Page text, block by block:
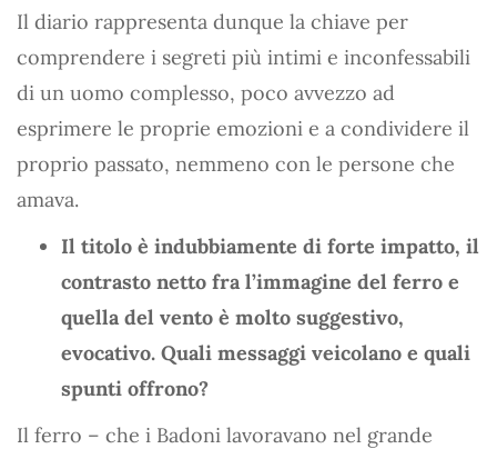
Il diario rappresenta dunque la chiave per
comprendere i segreti più intimi e inconfessabili
di un uomo complesso, poco avvezzo ad
esprimere le proprie emozioni e a condividere il
proprio passato, nemmeno con le persone che
amava.
Il titolo è indubbiamente di forte impatto, il
contrasto netto fra l’immagine del ferro e
quella del vento è molto suggestivo,
evocativo. Quali messaggi veicolano e quali
spunti offrono?
Il ferro – che i Badoni lavoravano nel grande